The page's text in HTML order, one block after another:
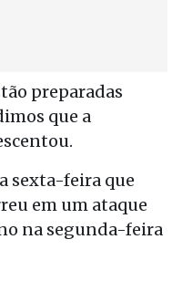
preparadas
que a
sexta-feira que
em um ataque
na segunda-feira